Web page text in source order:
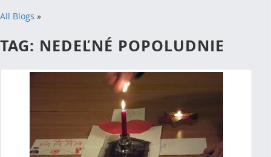
All Blogs »
TAG: NEDEĽNÉ POPOLUDNIE